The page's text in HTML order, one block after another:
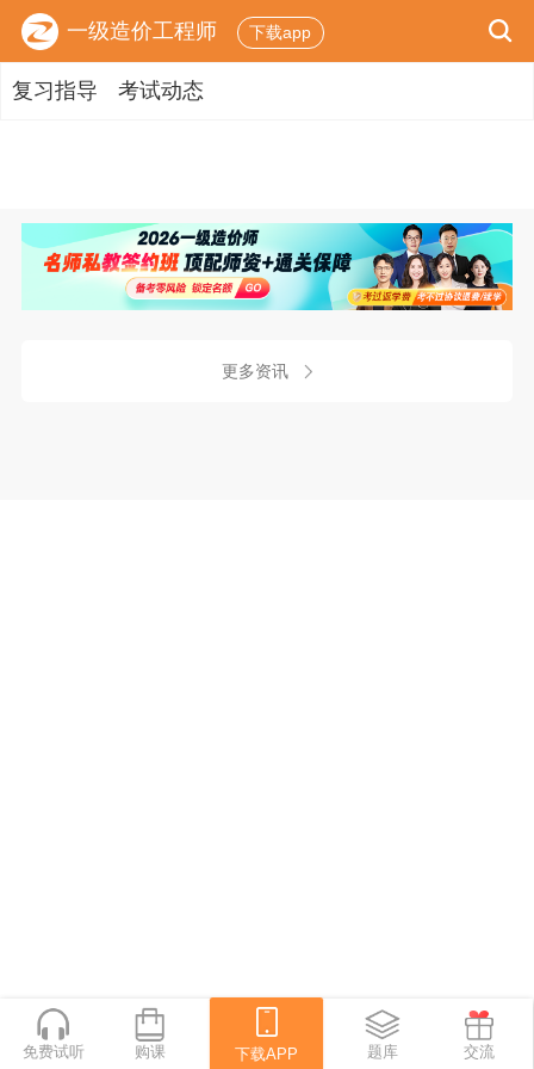
一级造价工程师 下载app
复习指导 考试动态
更多资讯
下载APP
免费试听 购课 下载APP 题库 交流